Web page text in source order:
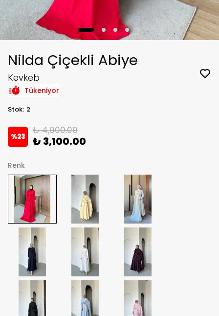
Nilda Çiçekli Abiye
Kevkeb
Tükeniyor
Stok: 2
%23
₺ 4,000.00
₺ 3,100.00
Renk